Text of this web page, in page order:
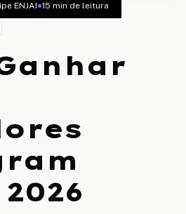
ENJAI●15 min de leitura